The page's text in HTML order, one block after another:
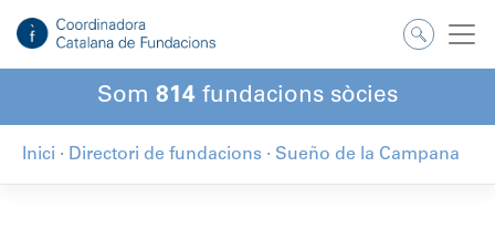
contingut
Som 814 fundacions sòcies
Inici · Directori de fundacions · Sueño de la Campana